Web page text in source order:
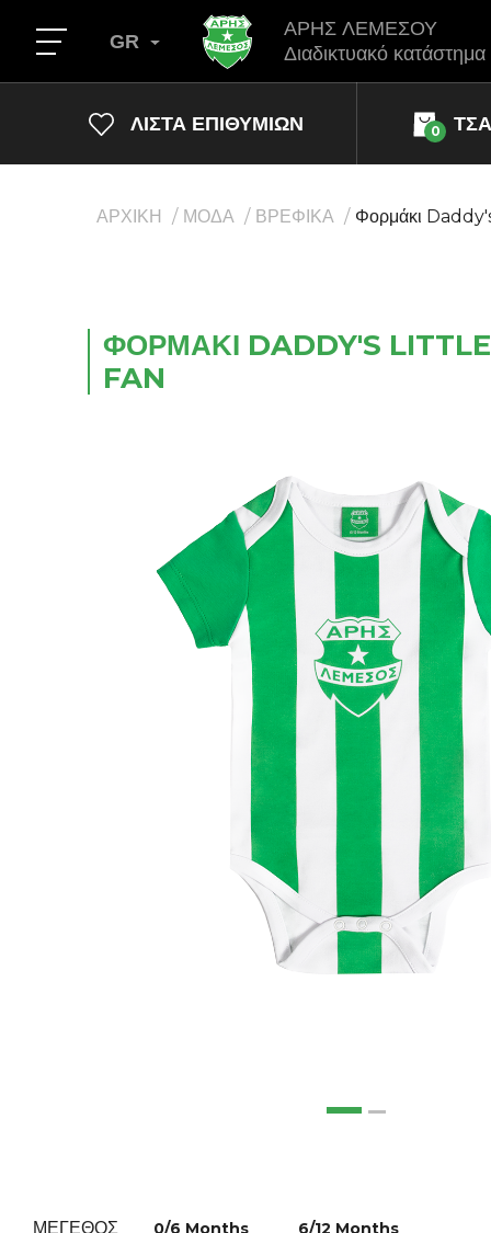
ΑΡΗΣ ΛΕΜΕΣΟΥ
Διαδικτυακό κατάστημα
GR
ΛΊΣΤΑ ΕΠΙΘΥΜΙΏΝ 0
ΑΡΧΙΚΗ ΜΟΔΑ ΒΡΕΦΙΚΑ Φορμάκι
ΦΟΡΜΆΚΙ DADDY'S
FAN
ΜΕΓΕΘΟΣ 0/6 Months 6/12 Months